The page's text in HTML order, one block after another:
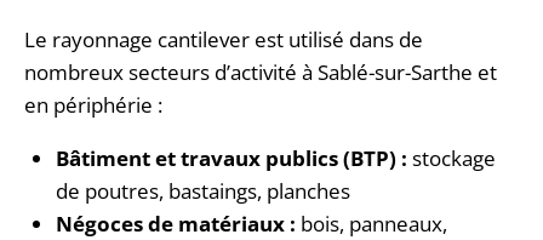
Le rayonnage cantilever est utilisé dans de
nombreux secteurs d’activité à Sablé-sur-Sarthe et
en périphérie :
Bâtiment et travaux publics (BTP) : stockage
de poutres, bastaings, planches
Négoces de matériaux : bois, panneaux,